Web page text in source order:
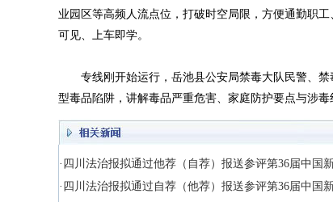
业园区等高频人流点位，打破时空局限，方便通勤职
可见、上车即学。
专线刚开始运行，岳池县公安局禁毒大队民警、禁
型毒品陷阱，讲解毒品严重危害、家庭防护要点与涉
·四川法治报拟通过他荐（自荐）报送参评第36届中国
·四川法治报拟通过自荐（他荐）报送参评第36届中国